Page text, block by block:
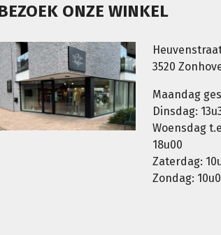
ONZE WINKEL
3520
Maandag
Dinsdag:
Woensdag
18u00
Zaterdag:
Zondag: